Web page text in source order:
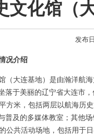
文化馆（
发布
况介绍
（大连基地）是由瀚洋航
落于美丽的辽宁省大连市
方米，包括两层以航海历
普及的多媒体教室；其他
公共活动场地，包括用于